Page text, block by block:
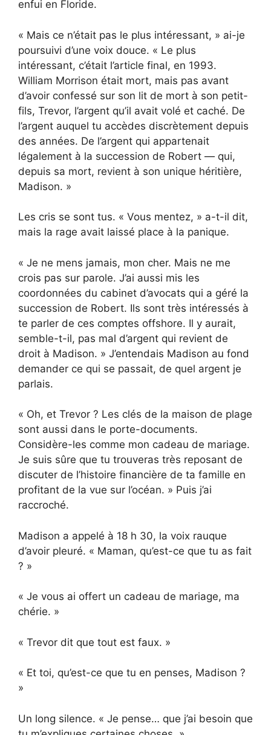
enfui en Floride.
« Mais ce n’était pas le plus intéressant, » ai-je
poursuivi d’une voix douce. « Le plus
intéressant, c’était l’article final, en 1993.
William Morrison était mort, mais pas avant
d’avoir confessé sur son lit de mort à son petit-
fils, Trevor, l’argent qu’il avait volé et caché. De
l’argent auquel tu accèdes discrètement depuis
des années. De l’argent qui appartenait
légalement à la succession de Robert — qui,
depuis sa mort, revient à son unique héritière,
Madison. »
Les cris se sont tus. « Vous mentez, » a-t-il dit,
mais la rage avait laissé place à la panique.
« Je ne mens jamais, mon cher. Mais ne me
crois pas sur parole. J’ai aussi mis les
coordonnées du cabinet d’avocats qui a géré la
succession de Robert. Ils sont très intéressés à
te parler de ces comptes offshore. Il y aurait,
semble-t-il, pas mal d’argent qui revient de
droit à Madison. » J’entendais Madison au fond
demander ce qui se passait, de quel argent je
parlais.
« Oh, et Trevor ? Les clés de la maison de plage
sont aussi dans le porte-documents.
Considère-les comme mon cadeau de mariage.
Je suis sûre que tu trouveras très reposant de
discuter de l’histoire financière de ta famille en
profitant de la vue sur l’océan. » Puis j’ai
raccroché.
Madison a appelé à 18 h 30, la voix rauque
d’avoir pleuré. « Maman, qu’est-ce que tu as fait
? »
« Je vous ai offert un cadeau de mariage, ma
chérie. »
« Trevor dit que tout est faux. »
« Et toi, qu’est-ce que tu en penses, Madison ?
»
Un long silence. « Je pense… que j’ai besoin que